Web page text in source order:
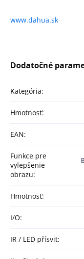
www.dahua.sk
Dodatočné
Kategória:
Hmotnosť:
EAN:
Funkce pre
vylepšenie
obrazu:
Hmotnosť:
I/O:
IR / LED přísvit: